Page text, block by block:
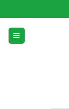
qua
nội
dung